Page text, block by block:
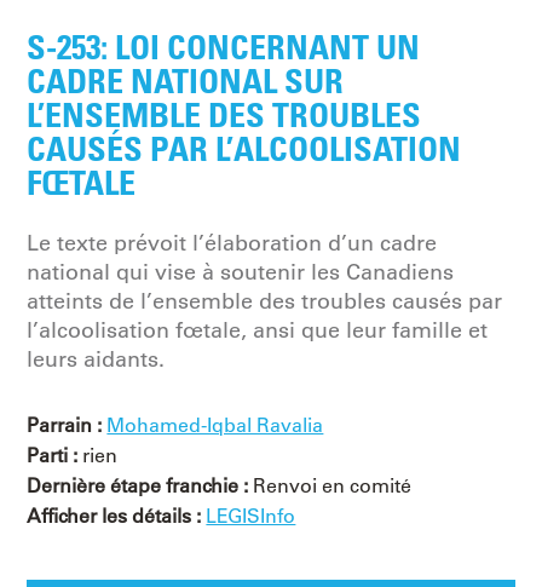
S-253: LOI CONCERNANT UN
CADRE NATIONAL SUR
L’ENSEMBLE DES TROUBLES
CAUSÉS PAR L’ALCOOLISATION
FŒTALE
Le texte prévoit l’élaboration d’un cadre
national qui vise à soutenir les Canadiens
atteints de l’ensemble des troubles causés par
l’alcoolisation fœtale, ansi que leur famille et
leurs aidants.
Parrain : Mohamed-Iqbal Ravalia
Parti : rien
Dernière étape franchie : Renvoi en comité
Afficher les détails : LEGISInfo